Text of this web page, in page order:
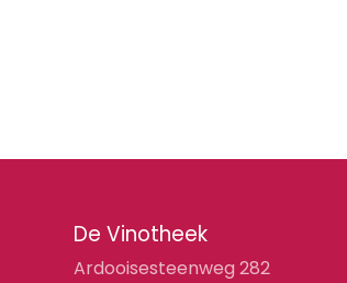
De Vinotheek
Ardooisesteenweg 282